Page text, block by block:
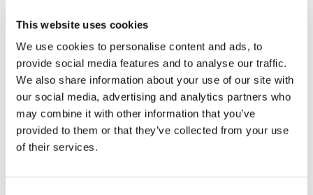
This website uses cookies
We use cookies to personalise content and ads, to
provide social media features and to analyse our traffic.
We also share information about your use of our site with
our social media, advertising and analytics partners who
may combine it with other information that you’ve
provided to them or that they’ve collected from your use
of their services.
Organisatieontwikkeling